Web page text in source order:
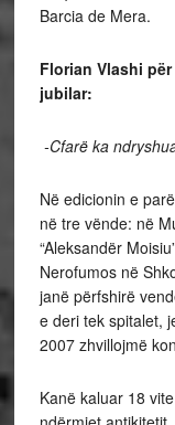
Barcia de Mera.
Florian Vlashi
jubilar:
-Cfarë ka
Në edicionin e
në tre vënde: në
“Aleksandër
Nerofumos në
janë përfshirë
e deri tek spitalet,
2007 zhvillojmë
Kanë kaluar 18